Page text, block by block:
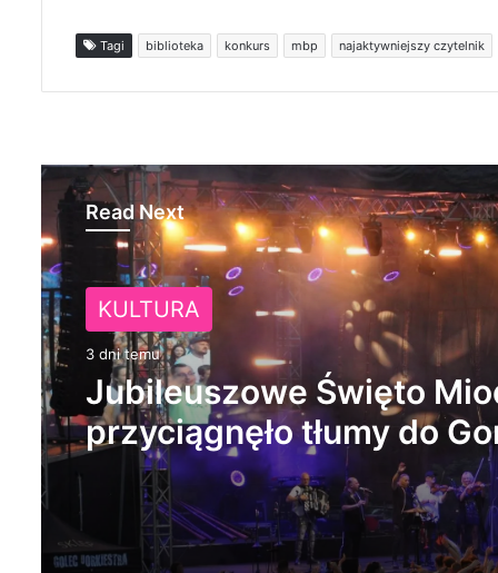
Tagi biblioteka konkurs mbp najaktywniejszy czytelnik
Read Next
KULTURA
1 tydzień temu
X Gomunickie Święto
2026. GOLEC
ANDRE wystąpią w